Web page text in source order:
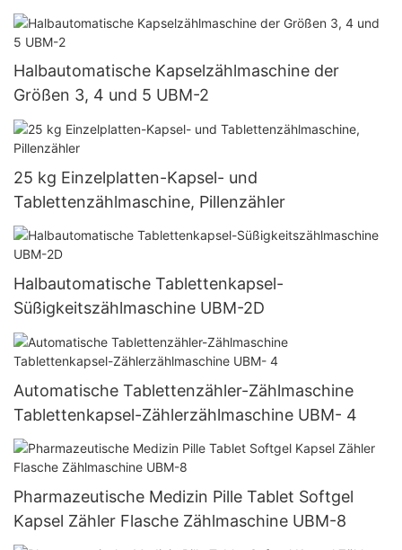
Hartgelatinekapsel-Füllkapselungsmaschine Njp-
3800D
Halbautomatische Kapselzählmaschine der
Größen 3, 4 und 5 UBM-2
25 kg Einzelplatten-Kapsel- und
Tablettenzählmaschine, Pillenzähler
Halbautomatische Tablettenkapsel-
Süßigkeitszählmaschine UBM-2D
Automatische Tablettenzähler-Zählmaschine
Tablettenkapsel-Zählerzählmaschine UBM- 4
Pharmazeutische Medizin Pille Tablet Softgel
Kapsel Zähler Flasche Zählmaschine UBM-8